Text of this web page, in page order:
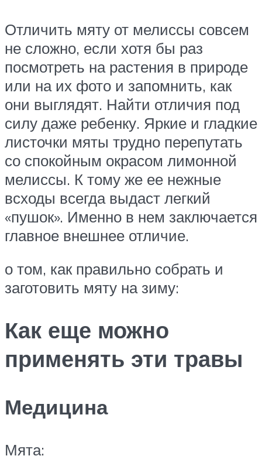
Отличить мяту от мелиссы совсем
не сложно, если хотя бы раз
посмотреть на растения в природе
или на их фото и запомнить, как
они выглядят. Найти отличия под
силу даже ребенку. Яркие и гладкие
листочки мяты трудно перепутать
со спокойным окрасом лимонной
мелиссы. К тому же ее нежные
всходы всегда выдаст легкий
«пушок». Именно в нем заключается
главное внешнее отличие.
о том, как правильно собрать и
заготовить мяту на зиму:
Как еще можно
применять эти травы
Медицина
Мята: